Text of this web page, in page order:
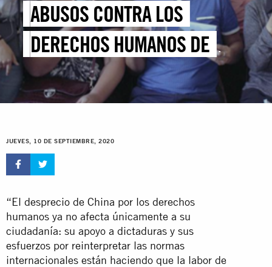
ABUSOS CONTRA LOS
DERECHOS HUMANOS DE
CHINA
JUEVES, 10 DE SEPTIEMBRE, 2020
“El desprecio de China por los derechos
humanos ya no afecta únicamente a su
ciudadanía: su apoyo a dictaduras y sus
esfuerzos por reinterpretar las normas
internacionales están haciendo que la labor de